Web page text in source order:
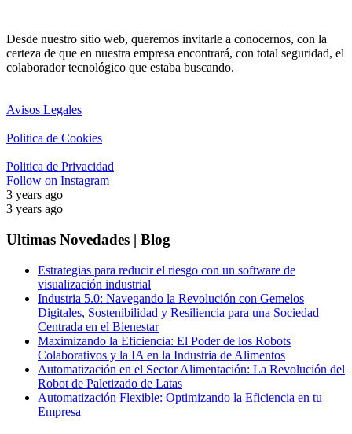
Desde nuestro sitio web, queremos invitarle a conocernos, con la
certeza de que en nuestra empresa encontrará, con total seguridad, el
colaborador tecnológico que estaba buscando.
Avisos Legales
Politica de Cookies
Politica de Privacidad
Follow on Instagram
3 years ago
3 years ago
Ultimas Novedades | Blog
Estrategias para reducir el riesgo con un software de
visualización industrial
Industria 5.0: Navegando la Revolución con Gemelos
Digitales, Sostenibilidad y Resiliencia para una Sociedad
Centrada en el Bienestar
Maximizando la Eficiencia: El Poder de los Robots
Colaborativos y la IA en la Industria de Alimentos
Automatización en el Sector Alimentación: La Revolución del
Robot de Paletizado de Latas
Automatización Flexible: Optimizando la Eficiencia en tu
Empresa